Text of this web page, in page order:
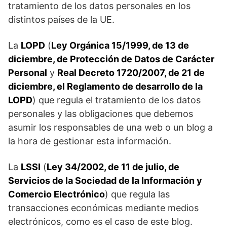
tratamiento de los datos personales en los
distintos países de la UE.
La LOPD (Ley Orgánica 15/1999, de 13 de
diciembre, de Protección de Datos de Carácter
Personal y Real Decreto 1720/2007, de 21 de
diciembre, el Reglamento de desarrollo de la
LOPD) que regula el tratamiento de los datos
personales y las obligaciones que debemos
asumir los responsables de una web o un blog a
la hora de gestionar esta información.
La LSSI (Ley 34/2002, de 11 de julio, de
Servicios de la Sociedad de la Información y
Comercio Electrónico) que regula las
transacciones económicas mediante medios
electrónicos, como es el caso de este blog.